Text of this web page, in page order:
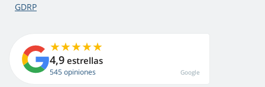
GDRP
4,9 estrellas
545 opiniones Google